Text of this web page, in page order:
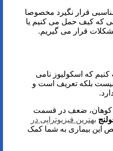
قرار نگیرد مخصوصا
که کیف حمل می کنیم یا
قرار می گیریم.
کنیم که اسکولیوز نامی
بلکه تعریف است و
کوهان، ضعف در قسمت
بهترین فیزیوتراپی در
بیماری به شما کمک